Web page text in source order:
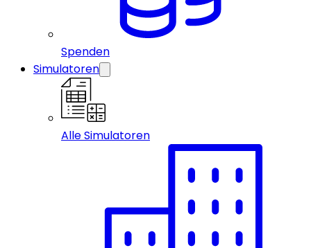
Spenden
Simulatoren
Alle Simulatoren